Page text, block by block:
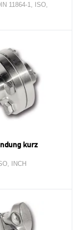
11864-1, ISO,
kurz
INCH